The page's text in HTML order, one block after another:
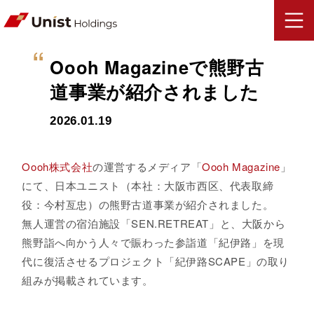
Oooh Magazineで熊野古
道事業が紹介されました
2026.01.19
Oooh株式会社の運営するメディア「Oooh Magazine 」
にて、日本ユニスト（本社：大阪市西区、代表取締
役：今村亙忠）の熊野古道事業が紹介されました。
無人運営の宿泊施設「SEN.RETREAT」と、大阪から
熊野詣へ向かう人々で賑わった参詣道「紀伊路」を現
代に復活させるプロジェクト「紀伊路SCAPE」の取り
組みが掲載されています。